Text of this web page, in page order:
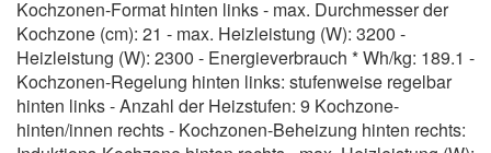
Kochzonen-Format hinten links - max. Durchmesser der
Kochzone (cm): 21 - max. Heizleistung (W): 3200 -
Heizleistung (W): 2300 - Energieverbrauch * Wh/kg: 189.1 -
Kochzonen-Regelung hinten links: stufenweise regelbar
hinten links - Anzahl der Heizstufen: 9 Kochzone-
hinten/innen rechts - Kochzonen-Beheizung hinten rechts: